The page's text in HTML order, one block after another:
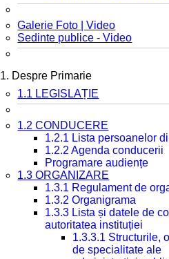
Galerie Foto | Video
Sedinte publice - Video
1. Despre Primarie
1.1 LEGISLAȚIE
1.2 CONDUCERE
1.2.1 Lista persoanelor
1.2.2 Agenda conducerii
Programare audiențe
1.3 ORGANIZARE
1.3.1 Regulament de
1.3.2 Organigrama
1.3.3 Lista și datele de
autoritatea instituției
1.3.3.1 Structurile,
de specialitate ale